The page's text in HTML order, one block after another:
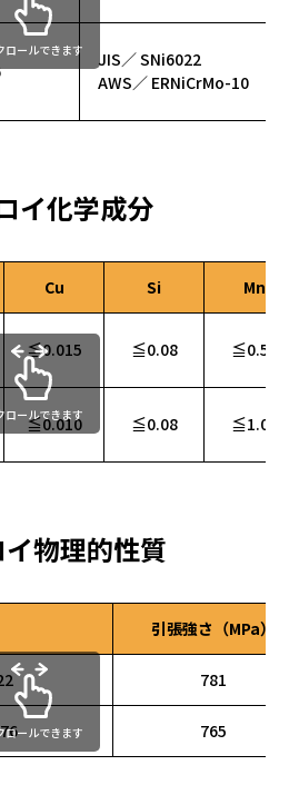
JIS／ SNi6022
AWS／ ERNiCrMo-10
ロールできます
イ化学成分
Cu Si Mn
≦0.015 ≦0.08 ≦0.50
≦0.010 ≦0.08 ≦1.00
ロールできます
物理的性質
引張強さ（MPa）
781
765
ロールできます